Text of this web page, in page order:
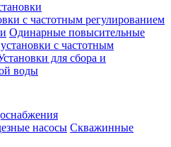
с частотным регулированием
Одинарные повысительные
с частотным
для сбора и
воды
насосы Скважинные